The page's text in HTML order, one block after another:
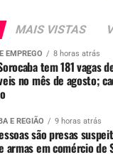
MAIS VISTAS
EMPREGO 8 horas atrás
tem 181 vagas
no mês de agosto;
E REGIÃO 9 horas atrás
são presas
armas em comércio de